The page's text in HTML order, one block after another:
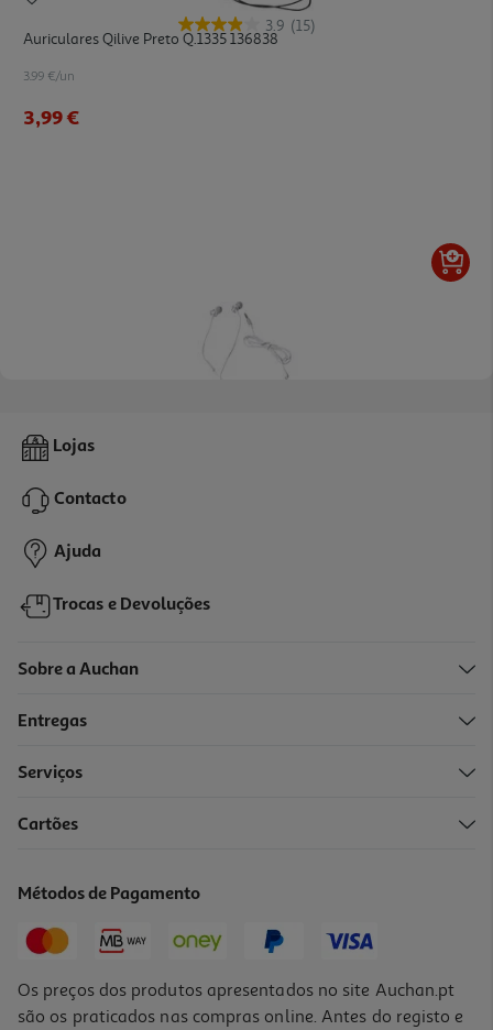
3.9 (15)
Auriculares Qilive Preto Q.1335 136838
3.99 €/un
3,99 €
Auriculares Qilive Branco Q.1335 136844
4,99 €
Lojas
Contacto
Ajuda
Trocas e Devoluções
Sobre a Auchan
Entregas
Serviços
Cartões
Métodos de Pagamento
Os preços dos produtos apresentados no site Auchan.pt
são os praticados nas compras online. Antes do registo e